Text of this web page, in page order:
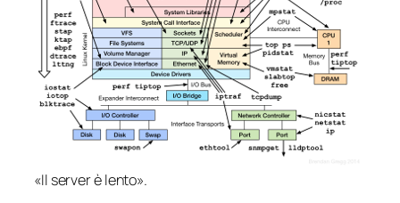
«Il server è lento».